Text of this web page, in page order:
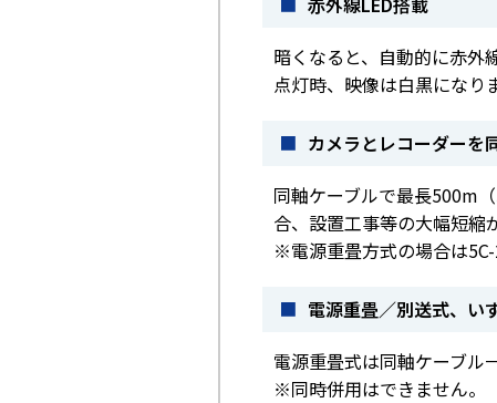
暗くなると、自動的に赤外
点灯時、映像は白黒になり
■ カメラとレコーダーを
同軸ケーブルで最長500m
合、設置工事等の大幅短縮
※電源重畳方式の場合は5C-
■ 電源重畳／別送式、い
電源重畳式は同軸ケーブル
※同時併用はできません。